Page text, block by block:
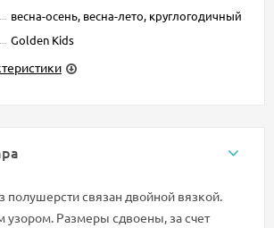
весна-осень, весна-лето, круглогодичный
Golden Kids
полушерсти связан двойной вязкой.
узором. Размеры сдвоены, за счет